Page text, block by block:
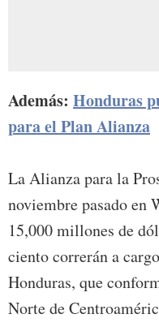
Además: Honduras
para el Plan Alianza
La Alianza para la
noviembre pasado en
15,000 millones de
ciento correrán a
Honduras, que
Norte de